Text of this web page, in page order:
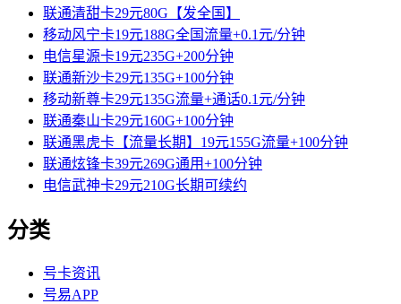
联通清甜卡29元80G【发全国】
移动风宁卡19元188G全国流量+0.1元/分钟
电信星源卡19元235G+200分钟
联通新沙卡29元135G+100分钟
移动新尊卡29元135G流量+通话0.1元/分钟
联通秦山卡29元160G+100分钟
联通黑虎卡【流量长期】19元155G流量+100分钟
联通炫锋卡39元269G通用+100分钟
电信武神卡29元210G长期可续约
分类
号卡资讯
号易APP